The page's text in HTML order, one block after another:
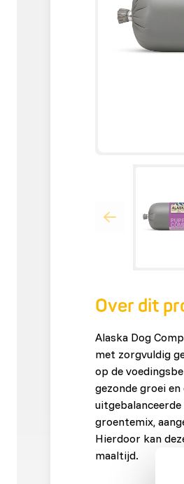
Over dit
Alaska Dog
met zorgvuldig
op de
gezonde groei
groentemix,
Hierdoor kan
maaltijd.